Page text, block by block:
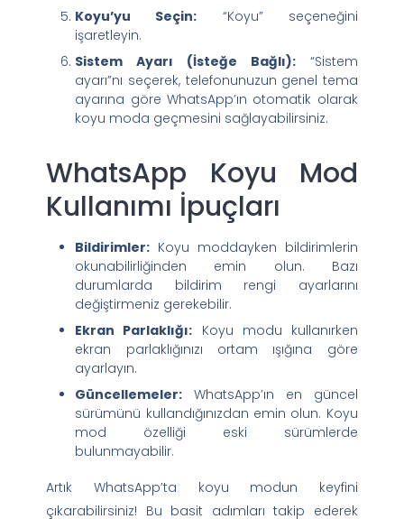
Koyu’yu Seçin: “Koyu” seçeneğini
işaretleyin.
Sistem Ayarı (İsteğe Bağlı):“Sistem
ayarı”nı seçerek, telefonunuzun genel tema
ayarına göre WhatsApp’ın otomatik olarak
koyu moda geçmesini sağlayabilirsiniz.
WhatsApp Koyu Mod
Kullanımı İpuçları
Bildirimler: Koyu moddayken bildirimlerin
okunabilirliğinden emin olun. Bazı
durumlarda bildirim rengi ayarlarını
değiştirmeniz gerekebilir.
Ekran Parlaklığı: Koyu modu kullanırken
ekran parlaklığınızı ortam ışığına göre
ayarlayın.
Güncellemeler: WhatsApp’ın en güncel
sürümünü kullandığınızdan emin olun. Koyu
mod özelliği eski sürümlerde
bulunmayabilir.
Artık WhatsApp’ta koyu modun keyfini
çıkarabilirsiniz! Bu basit adımları takip ederek